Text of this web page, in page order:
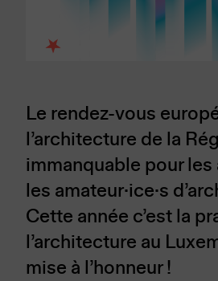
Le rendez-vous
l’architecture de la
immanquable pour
les amateur·ice·s
Cette année c’est la
l’architecture au
mise à l’honneur !